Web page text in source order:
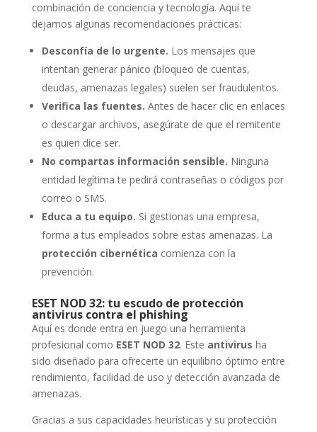
combinación de conciencia y tecnología. Aquí te
dejamos algunas recomendaciones prácticas:
Desconfía de lo urgente. Los mensajes que
intentan generar pánico (bloqueo de cuentas,
deudas, amenazas legales) suelen ser fraudulentos.
Verifica las fuentes. Antes de hacer clic en enlaces
o descargar archivos, asegúrate de que el remitente
es quien dice ser.
No compartas información sensible. Ninguna
entidad legítima te pedirá contraseñas o códigos por
correo o SMS.
Educa a tu equipo. Si gestionas una empresa,
forma a tus empleados sobre estas amenazas. La
protección cibernética comienza con la
prevención.
ESET NOD 32: tu escudo de protección
antivirus contra el phishing
Aquí es donde entra en juego una herramienta
profesional como ESET NOD 32. Este antivirus ha
sido diseñado para ofrecerte un equilibrio óptimo entre
rendimiento, facilidad de uso y detección avanzada de
amenazas.
Gracias a sus capacidades heurísticas y su protección